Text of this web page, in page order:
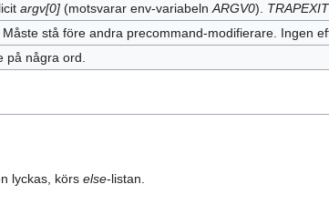
argv[0](motsvarar env‑variabeln ARGV0). TRAPEXIT
stå före andra precommand‑modifierare. Ingen
på några ord.
lyckas, körselse‑listan.